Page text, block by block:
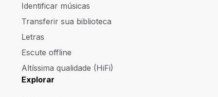
Identificar músicas
Transferir sua biblioteca
Letras
Escute offline
Altíssima qualidade (HiFi)
Explorar